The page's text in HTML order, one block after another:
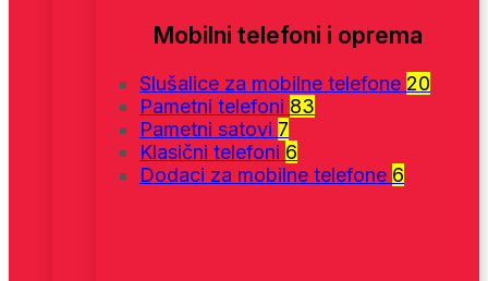
Mobilni telefoni i oprema
Slušalice za mobilne telefone 20
Pametni telefoni 83
Pametni satovi 7
Klasični telefoni 6
Dodaci za mobilne telefone 6